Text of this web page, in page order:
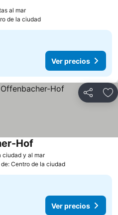
al marVer precios
de la ciudad
Ver precios
Compartir
ciudad y al marVer precios
Hof
de: Centro de la ciudad
Ver precios